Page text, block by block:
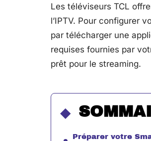
Les téléviseurs TCL
l’IPTV. Pour configurer
par télécharger une
requises fournies par
prêt pour le streaming.
Préparer votre